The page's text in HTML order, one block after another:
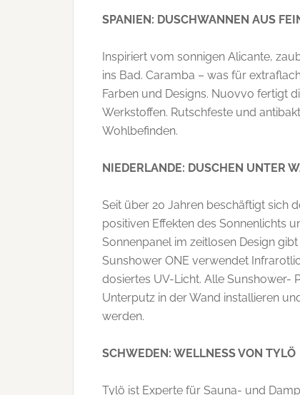
SPANIEN: DUSCHWANNEN AUS
Inspiriert vom sonnigen Alicante,
ins Bad. Caramba – was für
Farben und Designs. Nuovvo fertigt
Werkstoffen. Rutschfeste und
Wohlbefinden.
NIEDERLANDE: DUSCHEN UNTER
Seit über 20 Jahren beschäftigt sich
positiven Effekten des Sonnenlichts
Sonnenpanel im zeitlosen Design
Sunshower ONE verwendet
dosiertes UV-Licht. Alle Sunshower-
Unterputz in der Wand installieren
werden.
SCHWEDEN: WELLNESS VON TYLÖ
Tylö ist Experte für Sauna- und